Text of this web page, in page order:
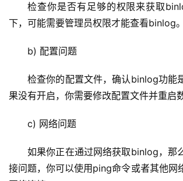
N
站
络
检查你是否有足够的权限来获取
下，可能需要管理员权限才能查看binlog。
b) 配置问题
检查你的配置文件，确认binlog功能
果没有开启，你需要修改配置文件并重启
c) 网络问题
如果你正在通过网络获取binlog，那
接问题，你可以使用ping命令或者其他网